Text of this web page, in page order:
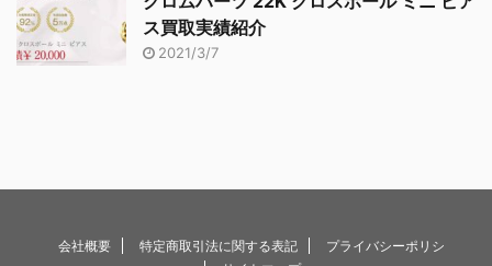
ス買取実績紹介
2021/3/7
会社概要 特定商取引法に関する表記
プライバシーポリシ